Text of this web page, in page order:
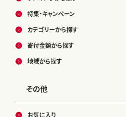
特集・キャンペーン
カテゴリーから探す
寄付金額から探す
地域から探す
その他
お気に入り